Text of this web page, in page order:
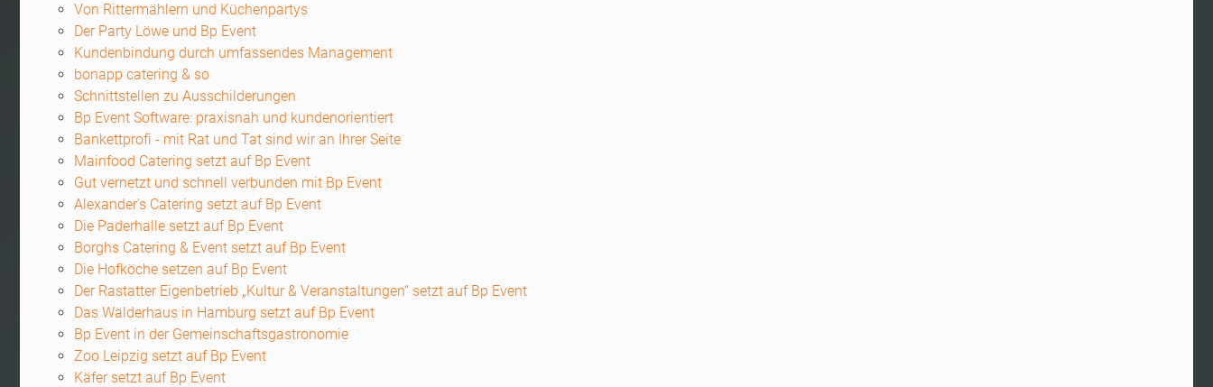
Von Rittermählern und Küchenpartys
Der Party Löwe und Bp Event
Kundenbindung durch umfassendes Management
bonapp catering & so
Schnittstellen zu Ausschilderungen
Bp Event Software: praxisnah und kundenorientiert
Bankettprofi - mit Rat und Tat sind wir an Ihrer Seite
Mainfood Catering setzt auf Bp Event
Gut vernetzt und schnell verbunden mit Bp Event
Alexander's Catering setzt auf Bp Event
Die Paderhalle setzt auf Bp Event
Borghs Catering & Event setzt auf Bp Event
Die Hofköche setzen auf Bp Event
Der Rastatter Eigenbetrieb „Kultur & Veranstaltungen“ setzt auf Bp Event
Das Wälderhaus in Hamburg setzt auf Bp Event
Bp Event in der Gemeinschaftsgastronomie
Zoo Leipzig setzt auf Bp Event
Käfer setzt auf Bp Event